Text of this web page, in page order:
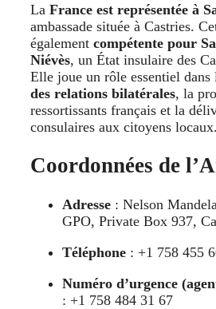
La France est représentée à
ambassade située à Castries.
également compétente pour
Niévès, un État insulaire des
Elle joue un rôle essentiel dans
des relations bilatérales, la
ressortissants français et la
consulaires aux citoyens locaux.
Coordonnées de
Adresse : Nelson
GPO, Private Box 937,
Téléphone : +1 758 455
Numéro d’urgence
: +1 758 484 31 67